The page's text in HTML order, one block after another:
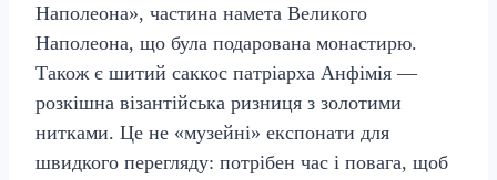
Наполеона», частина намета Великого
Наполеона, що була подарована монастирю.
Також є шитий саккос патріарха Анфімія —
розкішна візантійська ризниця з золотими
нитками. Це не «музейні» експонати для
швидкого перегляду: потрібен час і повага, щоб